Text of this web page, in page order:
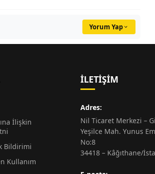
Yorum Yap
İlişkin
Bildirimi
Kullanım
İLETIŞIM
Adres:
Nil Ticaret Merkezi –
Yeşilce Mah. Yunus
No:8
34418 – Kâğıthane/